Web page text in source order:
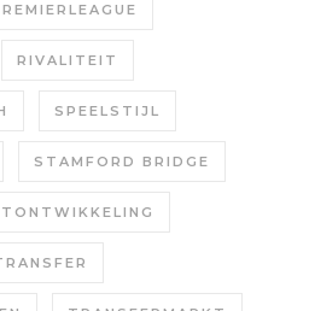
RIVALITEIT
SPEELSTIJL
STAMFORD BRIDGE